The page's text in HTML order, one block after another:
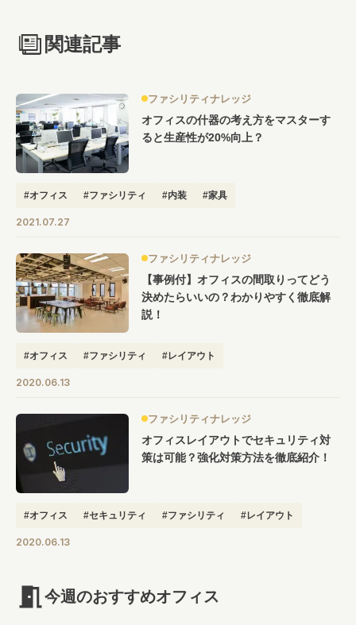
関連記事
ファシリティナレッジ
オフィスの什器の考え方をマスターす
ると生産性が20%向上？
#オフィス #ファシリティ #内装 #家具
2021.07.27
ファシリティナレッジ
【事例付】オフィスの間取りってどう
決めたらいいの？わかりやすく徹底解
説！
#オフィス #ファシリティ #レイアウト
2020.06.13
ファシリティナレッジ
オフィスレイアウトでセキュリティ対
策は可能？強化対策方法を徹底紹介！
#オフィス #セキュリティ #ファシリティ #レイアウト
2020.06.13
今週のおすすめオフィス